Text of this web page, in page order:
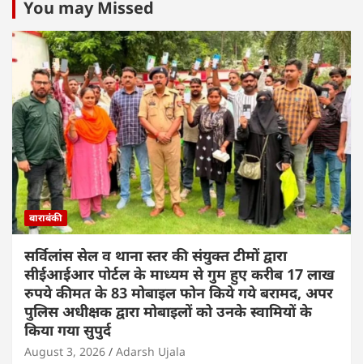
You may Missed
बाराबंकी
सर्विलांस सेल व थाना स्तर की संयुक्त टीमों द्वारा
सीईआईआर पोर्टल के माध्यम से गुम हुए करीब 17 लाख
रुपये कीमत के 83 मोबाइल फोन किये गये बरामद, अपर
पुलिस अधीक्षक द्वारा मोबाइलों को उनके स्वामियों के
किया गया सुपुर्द
August 3, 2026 Adarsh Ujala